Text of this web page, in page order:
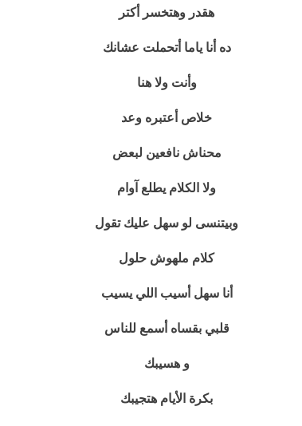
هقدر وهتخسر أكتر
ده أنا ياما أتحملت عشانك
وأنت ولا هنا
خلاص أعتبره وعد
محناش نافعين لبعض
ولا الكلام يطلع آوام
وبيتنسى لو سهل عليك تقول
كلام ملهوش حلول
أنا سهل أسيب اللي يسيب
قلبي بقساه أسمع للناس
و هسيبك
بكرة الأيام هتجيبك